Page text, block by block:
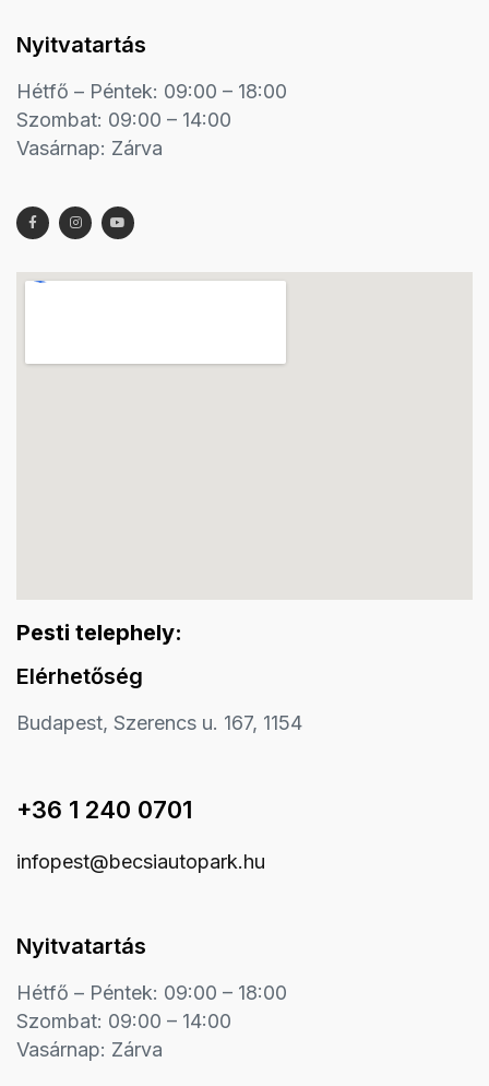
Nyitvatartás
Hétfő – Péntek: 09:00 – 18:00
Szombat: 09:00 – 14:00
Vasárnap: Zárva
Pesti telephely:
Elérhetőség
Budapest, Szerencs u. 167, 1154
+36 1 240 0701
infopest@becsiautopark.hu
Nyitvatartás
Hétfő – Péntek: 09:00 – 18:00
Szombat: 09:00 – 14:00
Vasárnap: Zárva